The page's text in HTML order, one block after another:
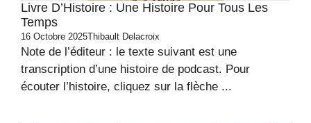
Livre D’Histoire : Une Histoire Pour Tous Les
Temps
16 Octobre 2025Thibault Delacroix
Note de l’éditeur : le texte suivant est une
transcription d’une histoire de podcast. Pour
écouter l’histoire, cliquez sur la flèche ...